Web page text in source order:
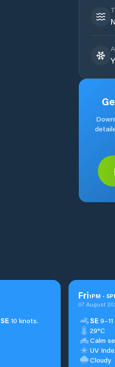
SE 10 knots.
Fri1PM - 5
07 August
SE
29°C
Calm
UV
Cloudy